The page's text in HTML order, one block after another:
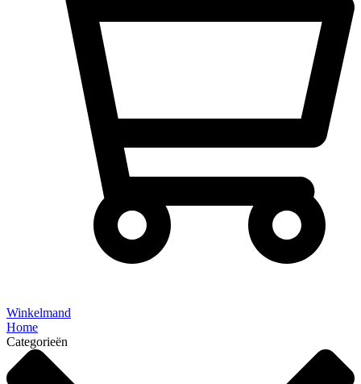
Winkelmand
Home
Categorieën